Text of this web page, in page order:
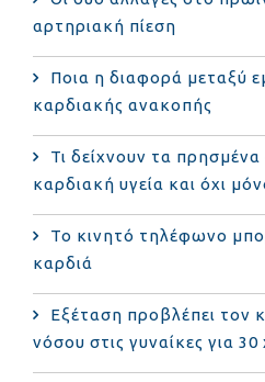
αρτηριακή πίεση
Ποια η διαφορά μεταξύ
καρδιακής ανακοπής
Τι δείχνουν τα
καρδιακή υγεία και όχι
Το κινητό τηλέφωνο
καρδιά
Eξέταση προβλέπει τον
νόσου στις γυναίκες για 30